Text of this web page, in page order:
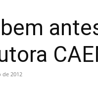
de 2012